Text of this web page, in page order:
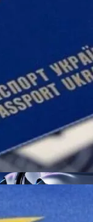
Восстановить
Владельцы
Превышают